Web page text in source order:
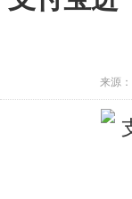
来源